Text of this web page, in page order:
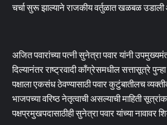
चर्चा सुरू झाल्याने राजकीय वर्तुळात खळबळ
अजित पवारांच्या पत्नी सुनेत्रा पवार यांनी
दिल्यानंतर राष्ट्रवादी काँग्रेसमधील सत्तासूत्रे
पक्षाला एकसंध ठेवण्यासाठी पवार कुटुंबातीलच
भाजपच्या वरिष्ठ नेतृत्वाची असल्याची माहिती
पक्षप्रमुखपदासाठीही सुनेत्रा पवार यांच्या नावावर